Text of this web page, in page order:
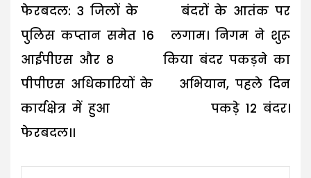
फेरबदल: 3 जिलों के
पुलिस कप्तान समेत 16
आईपीएस और 8
पीपीएस अधिकारियों के
कार्यक्षेत्र में हुआ
फेरबदल।।
बंदरों के आतंक पर
लगाम। निगम ने शुरू
किया बंदर पकड़ने का
अभियान, पहले दिन
पकड़े 12 बंदर।